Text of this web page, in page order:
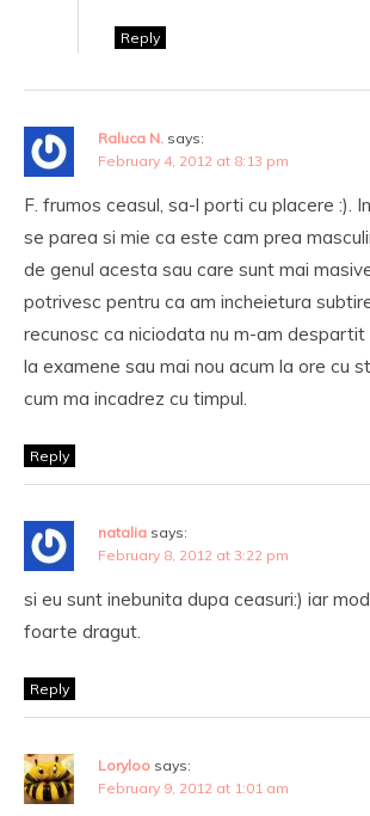
Reply
Raluca N. says:
February 4, 2012 at 8:13 pm
F. frumos ceasul, sa-l porti cu placere :).
se parea si mie ca este cam prea
de genul acesta sau care sunt mai
potrivesc pentru ca am incheietura
recunosc ca niciodata nu m-am
la examene sau mai nou acum la ore cu
cum ma incadrez cu timpul.
Reply
natalia says:
February 8, 2012 at 3:22 pm
si eu sunt inebunita dupa ceasuri:) iar
foarte dragut.
Reply
Loryloo says:
February 9, 2012 at 1:01 am